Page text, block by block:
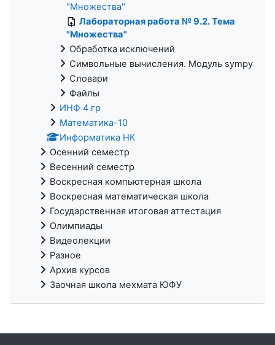
"Множества"
Лабораторная работа № 9.2. Тема
"Множества"
Обработка исключений
Символьные вычисления. Модуль sympy
Словари
Файлы
ИНФ 4 гр
Математика-10
Информатика НК
Осенний семестр
Весенний семестр
Воскресная компьютерная школа
Воскресная математическая школа
Государственная итоговая аттестация
Олимпиады
Видеолекции
Разное
Архив курсов
Заочная школа мехмата ЮФУ